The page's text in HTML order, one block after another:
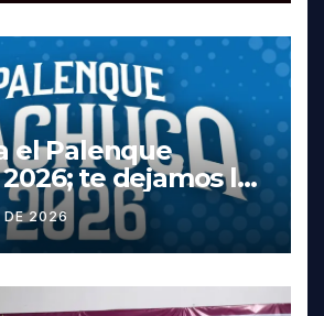
el Palenque
te dejamos la
las
precios
DE 2026